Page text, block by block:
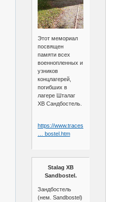
Этот мемориал
посвящен
памяти всех
военнопленных и
узников
концлагерей,
погибших в
лагере Шталаг
XB Сандбостель.
https://www.tracesofwar.com/
… bostel.htm
Stalag XB
Sandbostel.
Зандбостель
(нем. Sandbostel)